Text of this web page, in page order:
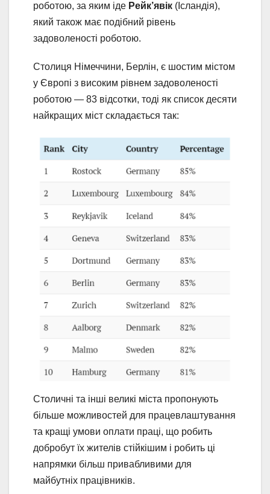
роботою, за яким іде Рейк’явік (Ісландія),
який також має подібний рівень
задоволеності роботою.
Столиця Німеччини, Берлін, є шостим містом
у Європі з високим рівнем задоволеності
роботою — 83 відсотки, тоді як список десяти
найкращих міст складається так:
Столичні та інші великі міста пропонують
більше можливостей для працевлаштування
та кращі умови оплати праці, що робить
добробут їх жителів стійкішим і робить ці
напрямки більш привабливими для
майбутніх працівників.